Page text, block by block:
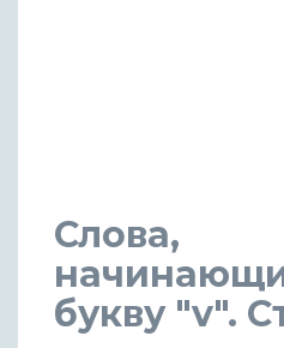
Слова,
букву "v".